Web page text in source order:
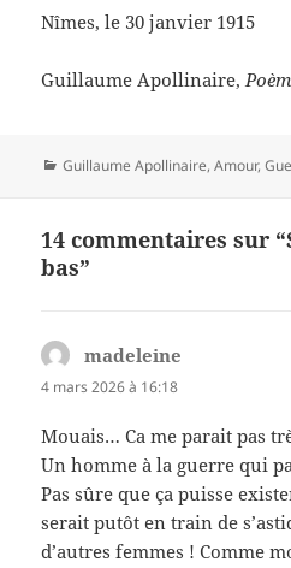
Nîmes, le 30 janvier 1915
Guillaume Apollinaire,
Catégories
Guillaume Apollinaire,Amour,
14 commentaires sur
bas”
madeleine
4 mars 2026 à 16:18
Mouais… Ca me parait pas
Un homme à la guerre qui
Pas sûre que ça puisse
serait putôt en train de
d’autres femmes ! Comme